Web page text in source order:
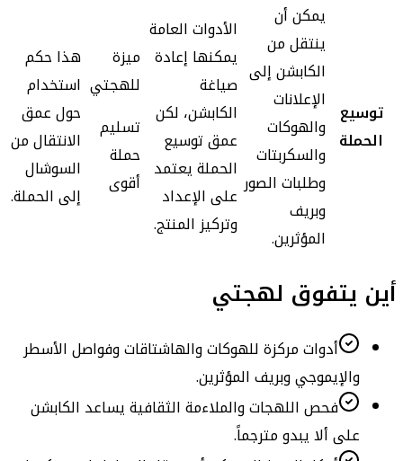
توسيع
الحملة
يمكن أن
ينتقل من
الكابشن إلى
الإعلانات
والهوكات
والسكربتات
وطلبات الصور
وبريف
المؤثرين.
الأدوات العامة
يمكنها إعادة
صياغة
الكابشن، لكن
عمق توسيع
الحملة يعتمد
على الإعداد
وتركيز المنتج.
ميزة
للهجتي
تسليم
حملة
أقوى
هذا حكم
استخدام
حول عمق
الانتقال من
السوشال
إلى الحملة.
أين يتفوق لهجتي
أدوات مركزة للهوكات والهاشتاقات وفواصل الأسطر
والإيموجي وبريف المؤثرين.
فحص اللهجات والملاءمة الثقافية يساعد الكابشن
على ألا يبدو مترجماً.